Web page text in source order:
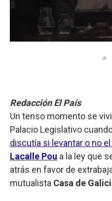
Redacción El País
Un tenso momento se
Palacio Legislativo
discutía si levantar o no
Lacalle Pou a la ley que
atrás en favor de
mutualista Casa de